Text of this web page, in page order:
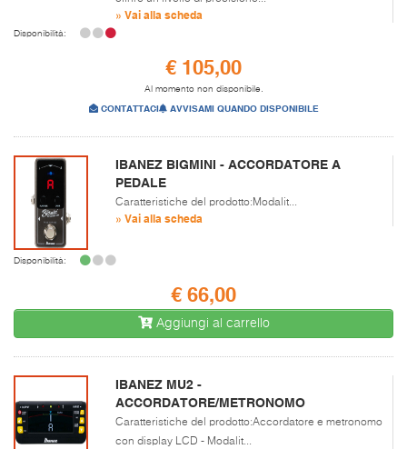
» Vai alla scheda
Disponibilità:
€ 105,00
Al momento non disponibile.
CONTATTACI AVVISAMI QUANDO DISPONIBILE
IBANEZ BIGMINI - ACCORDATORE A
PEDALE
Caratteristiche del prodotto:Modalit...
» Vai alla scheda
Disponibilità:
€ 66,00
Aggiungi al carrello
IBANEZ MU2 -
ACCORDATORE/METRONOMO
Caratteristiche del prodotto:Accordatore e metronomo
con display LCD - Modalit...